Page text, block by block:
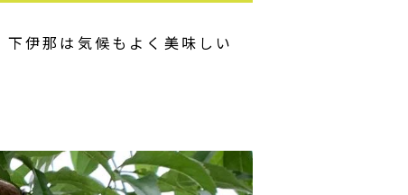
伊那は気候もよく美味しい